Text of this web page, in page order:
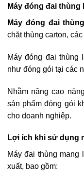
Máy đóng đai thùng
Máy đóng đai thùng
chặt thùng carton,
Máy đóng đai thùng
như đóng gói tại các
Nhằm nâng cao
sản phẩm đóng gói
cho doanh nghiệp.
Lợi ích khi sử dụng
Máy đai thùng
xuất, bao gồm: